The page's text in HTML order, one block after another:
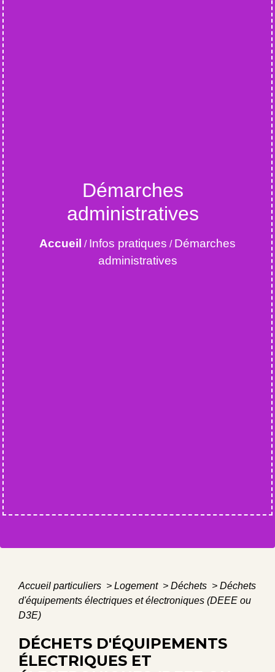
Démarches
administratives
Accueil / Infos pratiques / Démarches
administratives
Accueil particuliers > Logement > Déchets > Déchets
d'équipements électriques et électroniques (DEEE ou
D3E)
DÉCHETS D'ÉQUIPEMENTS
ÉLECTRIQUES ET